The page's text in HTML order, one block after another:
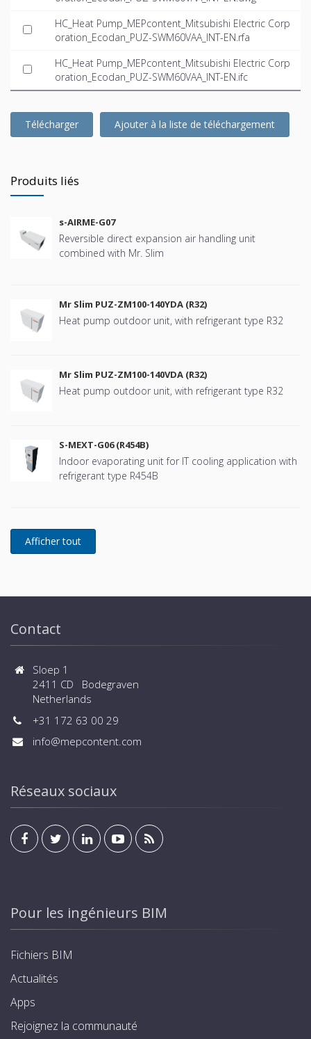
HC_Heat Pump_MEPcontent_Mitsubishi Electric Corp
oration_Ecodan_PUZ-SWM60VAA_INT-EN.rfa
HC_Heat Pump_MEPcontent_Mitsubishi Electric Corp
oration_Ecodan_PUZ-SWM60VAA_INT-EN.ifc
Télécharger Ajouter à la liste de téléchargement
Produits liés
s-AIRME-G07
Reversible direct expansion air handling unit
combined with Mr. Slim
Mr Slim PUZ-ZM100-140YDA (R32)
Heat pump outdoor unit, with refrigerant type R32
Mr Slim PUZ-ZM100-140VDA (R32)
Heat pump outdoor unit, with refrigerant type R32
S-MEXT-G06 (R454B)
Indoor evaporating unit for IT cooling application with
refrigerant type R454B
Contact
Sloep 1
2411 CD Bodegraven
Netherlands
+31 172 63 00 29
info@mepcontent.com
Réseaux sociaux
Pour les ingénieurs BIM
Fichiers BIM
Actualités
Apps
Rejoignez la communauté